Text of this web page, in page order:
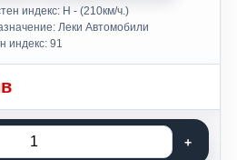
индекс: H - (210км/ч.)
Леки Автомобили
индекс: 91